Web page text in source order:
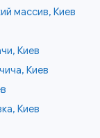
массив, Киев
Киев
Киев
Киев